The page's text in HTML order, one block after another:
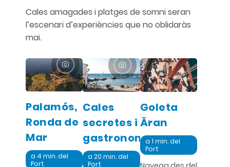
Cales amagades i platges de somni seran
l’escenari d’experiències que no oblidaràs
mai.
Palamós,
Ronda de
Mar
a 4 min. del
Port
Cales
secretes i
gastronomia
a 20 min. del
Port
Goleta
Äran
a 1 min. del
Port